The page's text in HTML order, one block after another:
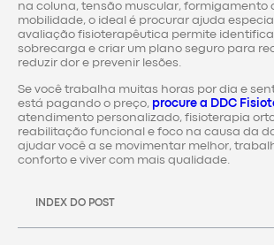
na coluna, tensão muscular, formigamento
mobilidade, o ideal é procurar ajuda
avaliação fisioterapêutica permite
sobrecarga e criar um plano seguro para
reduzir dor e prevenir lesões.
Se você trabalha muitas horas por dia e
está pagando o preço, procure a DDC
atendimento personalizado, fisioterapia
reabilitação funcional e foco na causa da
ajudar você a se movimentar melhor,
conforto e viver com mais qualidade.
INDEX DO POST